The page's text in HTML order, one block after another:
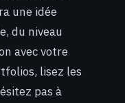
une idée
du niveau
avec votre
lisez les
pas à